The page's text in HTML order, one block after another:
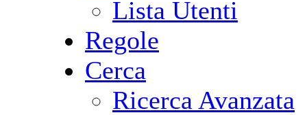
Lista Utenti
Regole
Cerca
Ricerca Avanzata